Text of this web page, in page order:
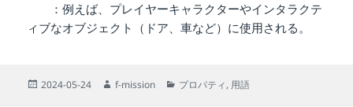
：例えば、プレイヤーキャラクターやインタラクテ
ィブなオブジェクト（ドア、車など）に使用される。
投
2024-05-24
作
f-mission
カ
プロパティ, 用語